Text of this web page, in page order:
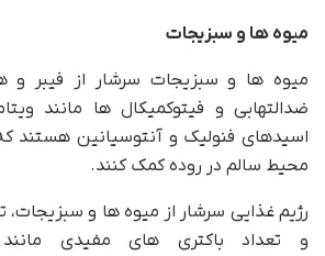
میوه ها و سبزیجات
میوه ها و سبزیجات سرشار از فیبر و
اسیدهای فنولیک و آنتوسیانین هستند
محیط سالم در روده کمک کنند.
رژیم غذایی سرشار از میوه ها و سبزیجات،
و تعداد باکتری های مفیدی مانند